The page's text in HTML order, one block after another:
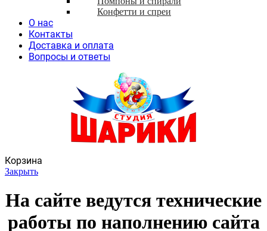
Конфетти и спреи
О нас
Контакты
Доставка и оплата
Вопросы и ответы
Корзина
Закрыть
На сайте ведутся технические
работы по наполнению сайта